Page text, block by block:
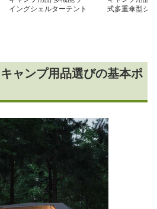
イングシェルターテント
式多重傘型シ
ャンプ用品選びの基本ポ